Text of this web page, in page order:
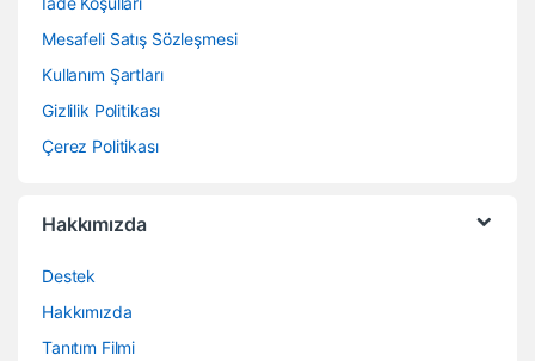
Mesafeli Satış Sözleşmesi
Kullanım Şartları
Gizlilik Politikası
Çerez Politikası
Hakkımızda
Destek
Hakkımızda
Tanıtım Filmi